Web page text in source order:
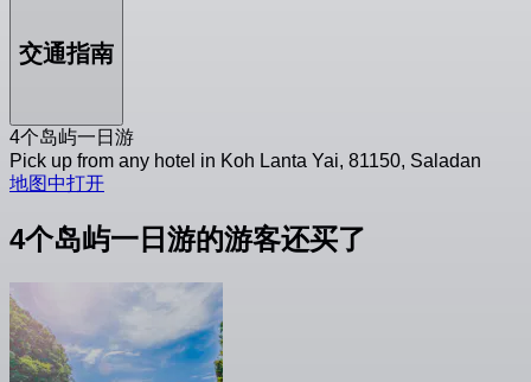
交通指南
4个岛屿一日游
Pick up from any hotel in Koh Lanta Yai, 81150, Saladan
地图中打开
4个岛屿一日游的游客还买了